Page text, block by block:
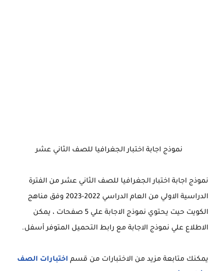
نموذج اجابة اختبار الجغرافيا للصف الثاني عشر
نموذج اجابة اختبار الجغرافيا للصف الثاني عشر من الفترة
الدراسية الاولي من العام الدراسي 2022-2023 وفق مناهج
الكويت حيت يحتوي نموذج الاجابة علي 5 صفحات ، يمكن
الاطلاع علي نموذج الاجابة مع رابط التحميل المتوفر أسفل.
يمكنك متابعة مزيد من الاختبارات من قسم اختبارات الصف